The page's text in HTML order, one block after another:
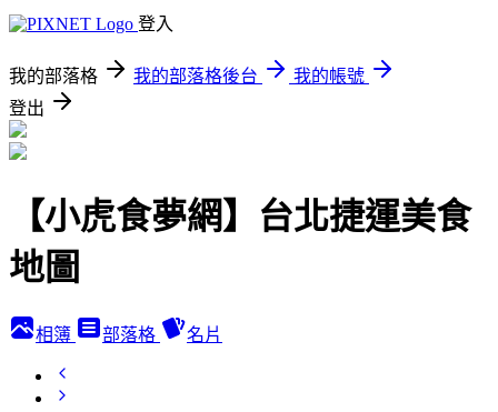
登入
我的部落格 我的部落格後台
我的帳號
登出
【小虎食夢網】台北捷運美食
地圖
相簿 部落格 名片